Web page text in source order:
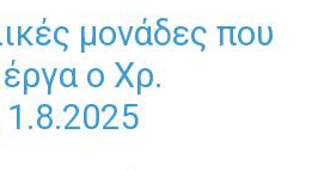
μονάδες που
ο Χρ.
1.8.2025